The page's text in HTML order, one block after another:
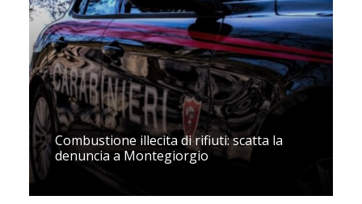
Combustione illecita di rifiuti: scatta la
denuncia a Montegiorgio